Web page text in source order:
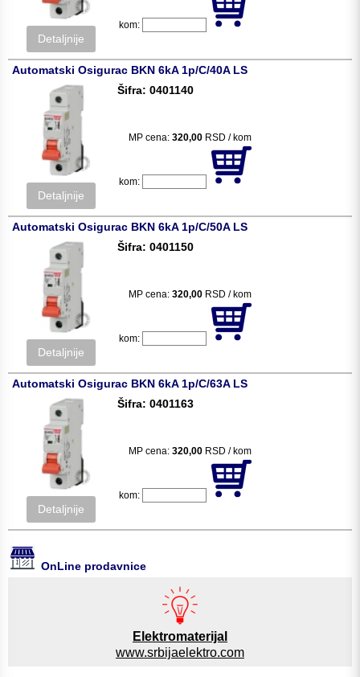
Detaljnije
kom:
Automatski Osigurac BKN 6kA 1p/C/40A LS
Detaljnije
Šifra: 0401140
MP cena: 320,00 RSD / kom
kom:
Automatski Osigurac BKN 6kA 1p/C/50A LS
Detaljnije
Šifra: 0401150
MP cena: 320,00 RSD / kom
kom:
Automatski Osigurac BKN 6kA 1p/C/63A LS
Detaljnije
Šifra: 0401163
MP cena: 320,00 RSD / kom
kom:
OnLine prodavnice
Elektromaterijal
www.srbijaelektro.com